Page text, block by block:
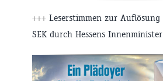
+++ Leserstimmen zur
SEK durch Hessens